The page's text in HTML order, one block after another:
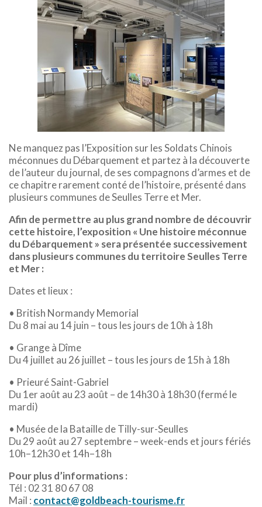
Ne manquez pas l’Exposition sur les Soldats Chinois
méconnues du Débarquement et partez à la découverte
de l’auteur du journal, de ses compagnons d’armes et de
ce chapitre rarement conté de l’histoire, présenté dans
plusieurs communes de Seulles Terre et Mer.
Afin de permettre au plus grand nombre de découvrir
cette histoire, l’exposition « Une histoire méconnue
du Débarquement » sera présentée successivement
dans plusieurs communes du territoire Seulles Terre
et Mer :
Dates et lieux :
• British Normandy Memorial
Du 8 mai au 14 juin – tous les jours de 10h à 18h
• Grange à Dîme
Du 4 juillet au 26 juillet – tous les jours de 15h à 18h
• Prieuré Saint-Gabriel
Du 1er août au 23 août – de 14h30 à 18h30 (fermé le
mardi)
• Musée de la Bataille de Tilly-sur-Seulles
Du 29 août au 27 septembre – week-ends et jours fériés
10h–12h30 et 14h–18h
Pour plus d’informations :
Tél : 02 31 80 67 08
Mail : contact@goldbeach-tourisme.fr